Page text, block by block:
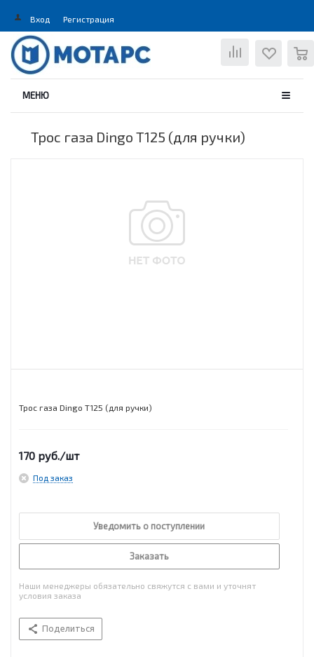
Вход Регистрация
МЕНЮ
Трос газа Dingo T125 (для ручки)
Трос газа Dingo T125 (для ручки)
170 руб./шт
Под заказ
Уведомить о поступлении
Заказать
Наши менеджеры обязательно свяжутся с вами и уточнят
условия заказа
Поделиться